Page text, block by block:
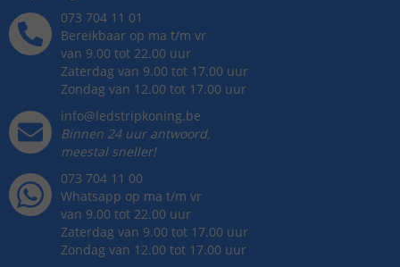
073 704 11 01
Bereikbaar op ma t/m vr
van 9.00 tot 22.00 uur
Zaterdag van 9.00 tot 17.00 uur
Zondag van 12.00 tot 17.00 uur
info@ledstripkoning.be
Binnen 24 uur antwoord,
meestal sneller!
073 704 11 00
Whatsapp op ma t/m vr
van 9.00 tot 22.00 uur
Zaterdag van 9.00 tot 17.00 uur
Zondag van 12.00 tot 17.00 uur